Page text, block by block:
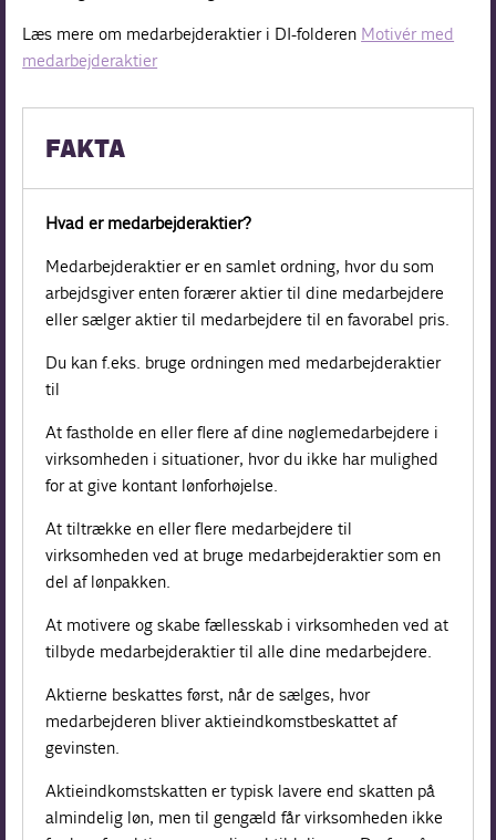
Læs mere om medarbejderaktier i DI-folderen Motivér med
medarbejderaktier
FAKTA
Hvad er medarbejderaktier?
Medarbejderaktier er en samlet ordning, hvor du som
arbejdsgiver enten forærer aktier til dine medarbejdere
eller sælger aktier til medarbejdere til en favorabel pris.
Du kan f.eks. bruge ordningen med medarbejderaktier
til
At fastholde en eller flere af dine nøglemedarbejdere i
virksomheden i situationer, hvor du ikke har mulighed
for at give kontant lønforhøjelse.
At tiltrække en eller flere medarbejdere til
virksomheden ved at bruge medarbejderaktier som en
del af lønpakken.
At motivere og skabe fællesskab i virksomheden ved at
tilbyde medarbejderaktier til alle dine medarbejdere.
Aktierne beskattes først, når de sælges, hvor
medarbejderen bliver aktieindkomstbeskattet af
gevinsten.
Aktieindkomstskatten er typisk lavere end skatten på
almindelig løn, men til gengæld får virksomheden ikke